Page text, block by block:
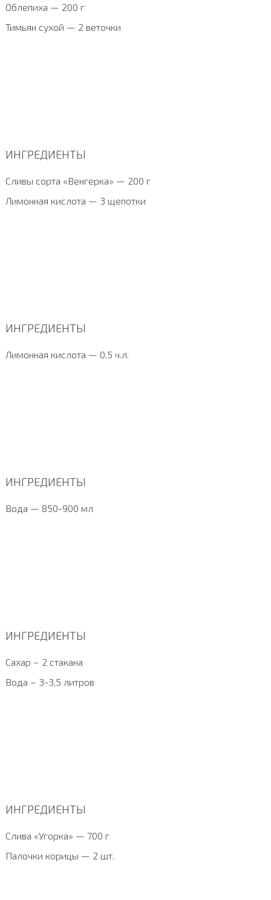
Облепиха — 200 г
Тимьян сухой — 2 веточки
ИНГРЕДИЕНТЫ
Сливы сорта «Венгерка» — 200 г
Лимонная кислота — 3 щепотки
ИНГРЕДИЕНТЫ
Лимонная кислота — 0.5 ч.л.
ИНГРЕДИЕНТЫ
Вода — 850-900 мл
ИНГРЕДИЕНТЫ
Сахар – 2 стакана
Вода – 3-3,5 литров
ИНГРЕДИЕНТЫ
Слива «Угорка» — 700 г
Палочки корицы — 2 шт.